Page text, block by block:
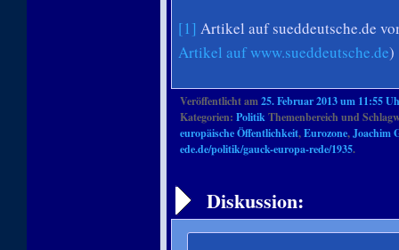
[1] Artikel auf sueddeutsche.de
Artikel auf www.sueddeutsche.de)
Veröffentlicht am25. Februar 2013 um 11:55
Kategorien: PolitikThemenbereich und
europäische Öffentlichkeit,Eurozone,Joachim
ede.de/politik/gauck-europa-rede/1935.
Diskussion: